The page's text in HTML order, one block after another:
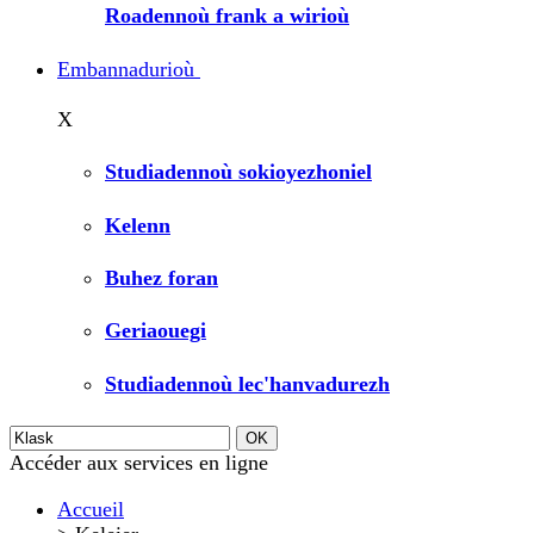
Roadennoù frank a wirioù
Embannadurioù
X
Studiadennoù sokioyezhoniel
Kelenn
Buhez foran
Geriaouegi
Studiadennoù lec'hanvadurezh
Accéder aux services en ligne
Accueil